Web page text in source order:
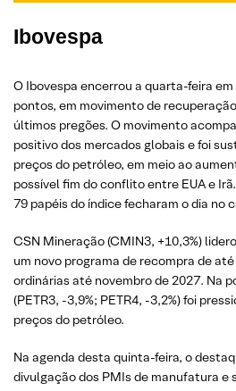
Ibovespa
O Ibovespa encerrou a quarta-feira
pontos, em movimento de
últimos pregões. O movimento
positivo dos mercados globais e foi
preços do petróleo, em meio ao
possível fim do conflito entre EUA e
79 papéis do índice fecharam o dia no
CSN Mineração (CMIN3, +10,3%)
um novo programa de recompra de
ordinárias até novembro de 2027. Na
(PETR3, -3,9%; PETR4, -3,2%) foi
preços do petróleo.
Na agenda desta quinta-feira, o
divulgação dos PMIs de manufatura e